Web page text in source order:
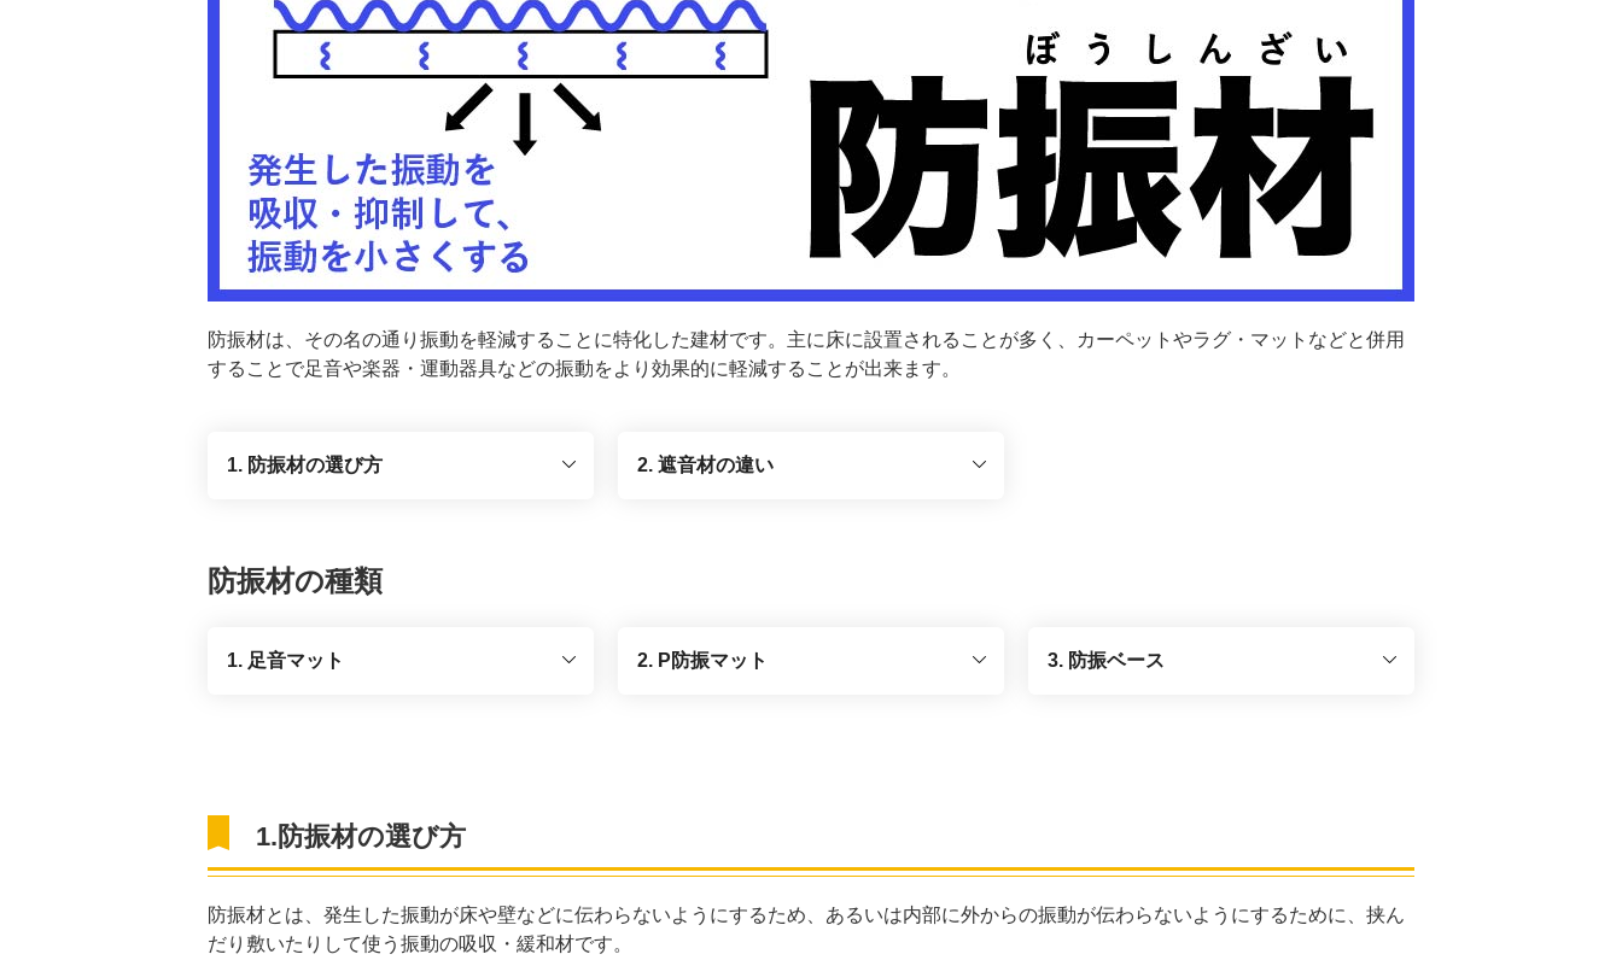
防振材は、その名の通り振動を軽減することに特化した建材です。主に床に設置されることが多く、カーペットやラグ・マットなどと併用
することで足音や楽器・運動器具などの振動をより効果的に軽減することが出来ます。
1. 防振材の選び方 2. 遮音材の違い
防振材の種類
1. 足音マット 2. P防振マット 3. 防振ベース
1.防振材の選び方
防振材とは、発生した振動が床や壁などに伝わらないようにするため、あるいは内部に外からの振動が伝わらないようにするために、挟ん
だり敷いたりして使う振動の吸収・緩和材です。